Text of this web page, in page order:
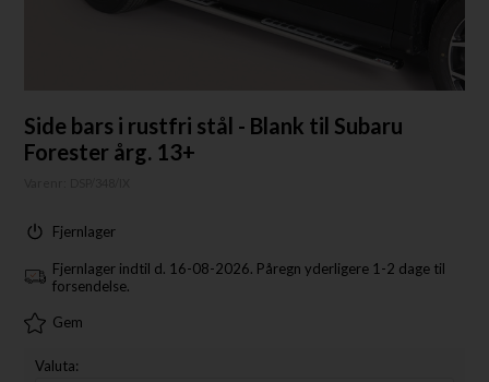
Side bars i rustfri stål - Blank til Subaru
Forester årg. 13+
Fjernlager
Fjernlager indtil d. 16-08-2026. Påregn yderligere 1-2 dage til
forsendelse.
Gem
Valuta: